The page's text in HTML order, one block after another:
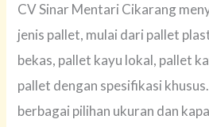
CV Sinar Mentari Cikarang
jenis pallet, mulai dari pallet
bekas, pallet kayu lokal, pallet
pallet dengan spesifikasi
berbagai pilihan ukuran dan